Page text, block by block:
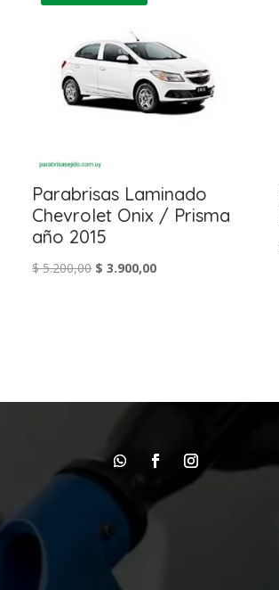
Parabrisas Laminado
Chevrolet Onix / Prisma
año 2015
$5.200,00 El
$ 3.900,00El